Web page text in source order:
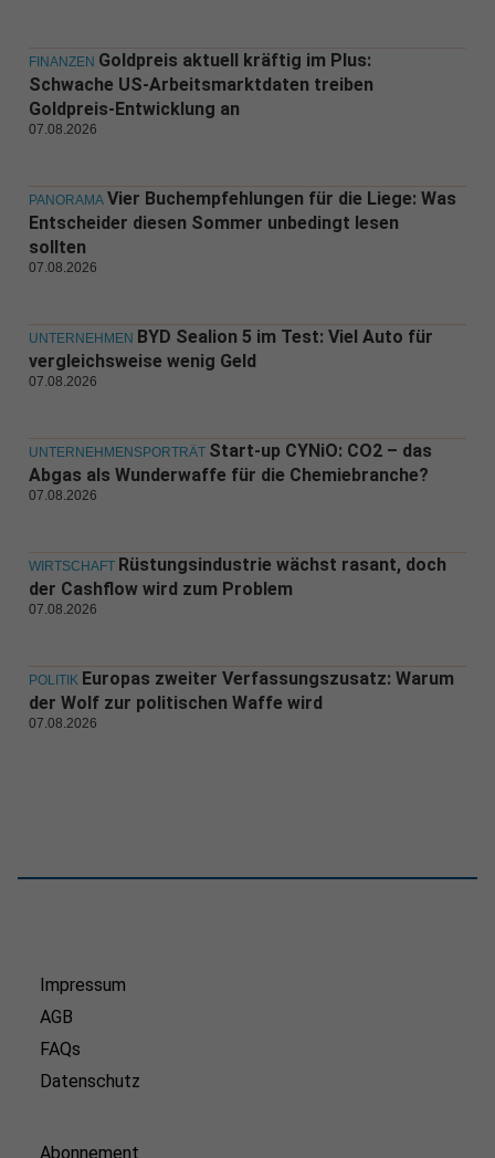
FINANZEN Goldpreis aktuell kräftig im Plus:
Schwache US-Arbeitsmarktdaten treiben
Goldpreis-Entwicklung an
07.08.2026
PANORAMA Vier Buchempfehlungen für die Liege: Was
Entscheider diesen Sommer unbedingt lesen
sollten
07.08.2026
UNTERNEHMEN BYD Sealion 5 im Test: Viel Auto für
vergleichsweise wenig Geld
07.08.2026
UNTERNEHMENSPORTRÄT Start-up CYNiO: CO2 – das
Abgas als Wunderwaffe für die Chemiebranche?
07.08.2026
WIRTSCHAFT Rüstungsindustrie wächst rasant, doch
der Cashflow wird zum Problem
07.08.2026
POLITIK Europas zweiter Verfassungszusatz: Warum
der Wolf zur politischen Waffe wird
07.08.2026
Impressum
AGB
FAQs
Datenschutz
Abonnement